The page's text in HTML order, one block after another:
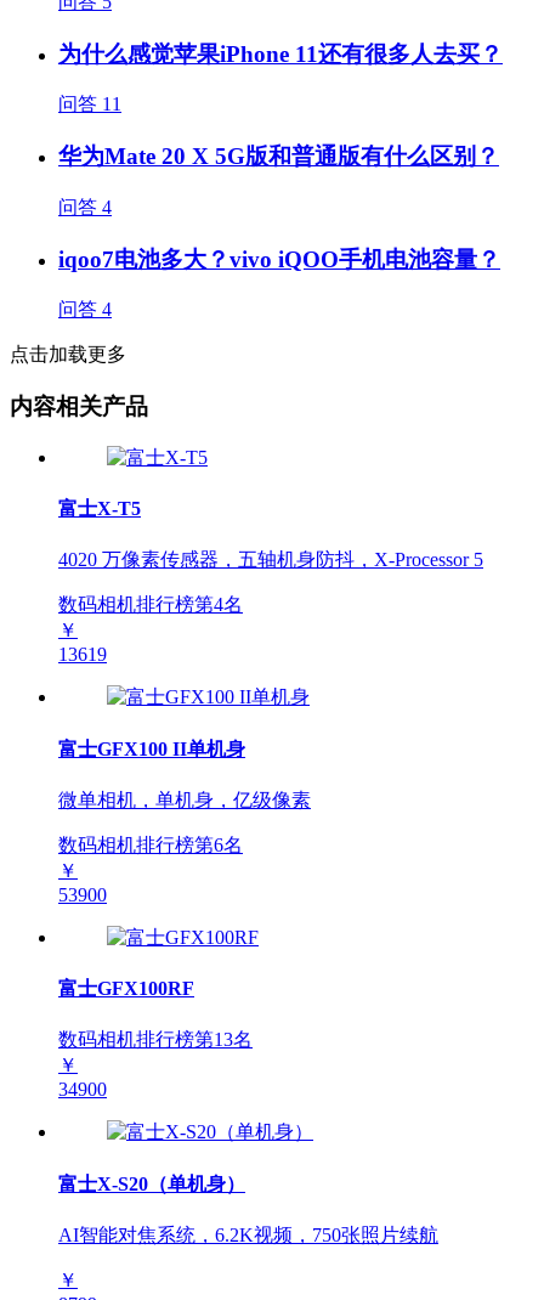
为什么感觉苹果iPhone 11还有很多人去买？
问答 11
华为Mate 20 X 5G版和普通版有什么区别？
问答 4
iqoo7电池多大？vivo iQOO手机电池容量？
问答 4
点击加载更多
内容相关产品
富士X-T5
4020 万像素传感器，五轴机身防抖，X-Processor 5
数码相机排行榜第4名
￥
13619
富士GFX100 II单机身
微单相机，单机身，亿级像素
数码相机排行榜第6名
￥
53900
富士GFX100RF
数码相机排行榜第13名
￥
34900
富士X-S20（单机身）
AI智能对焦系统，6.2K视频，750张照片续航
￥